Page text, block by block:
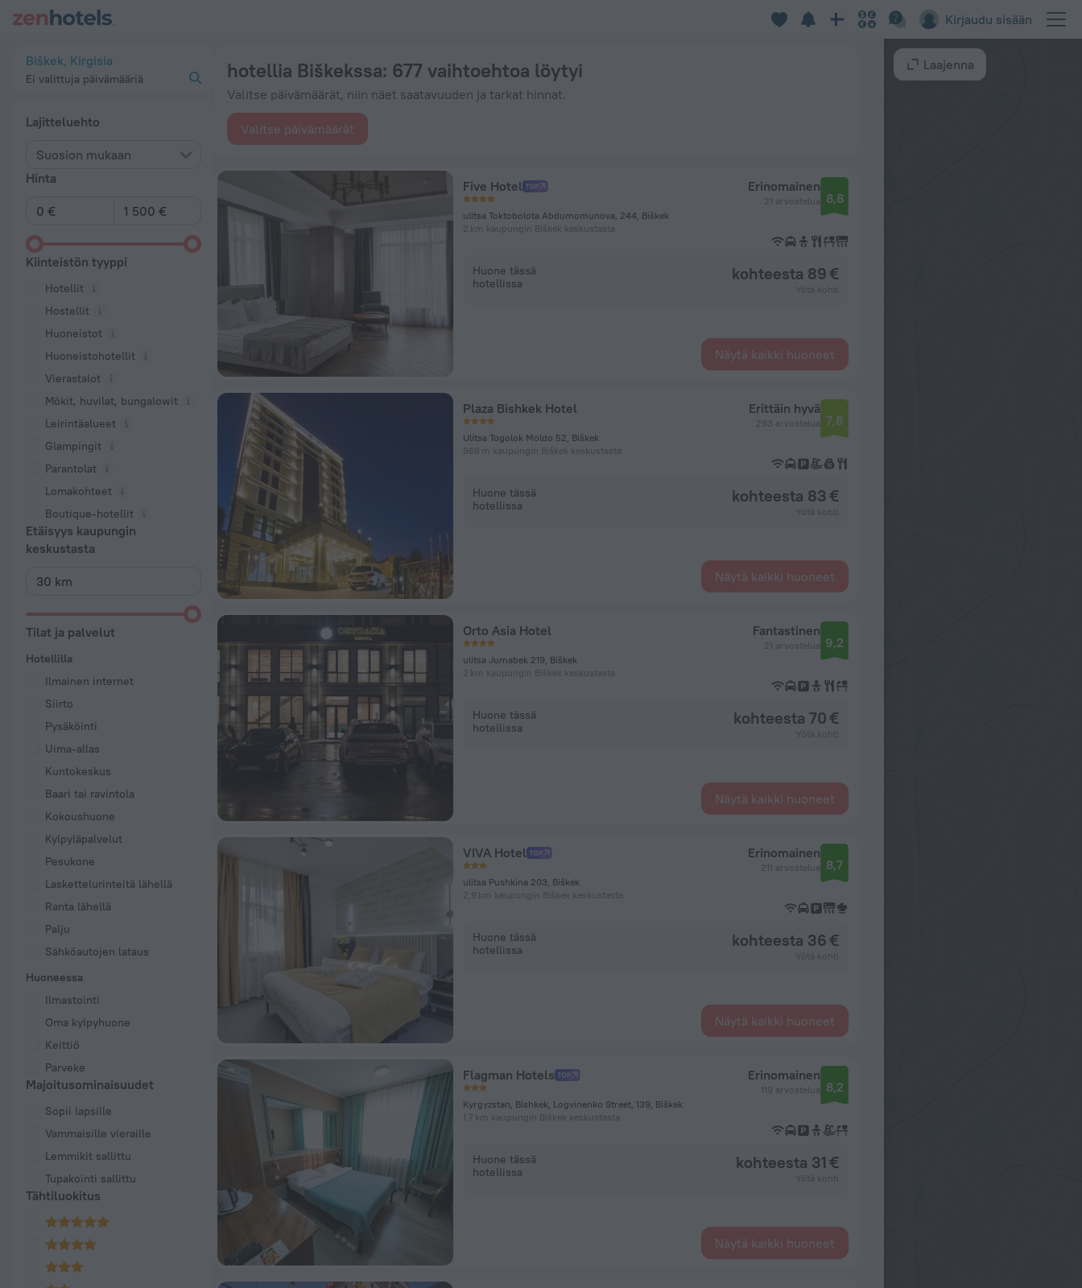
Kirjaudu sisään
Biškek, Kirgisia
Ei valittuja päivämääriä
Lajitteluehto
Suosion mukaan
Hinta
Kiinteistön tyyppi
Hotellit
Hostellit
Huoneistot
Huoneistohotellit
Vierastalot
Mökit, huvilat, bungalowit
Leirintäalueet
Glampingit
Parantolat
Lomakohteet
Boutique-hotellit
Etäisyys kaupungin
keskustasta
Tilat ja palvelut
Hotellilla
Ilmainen internet
Siirto
Pysäköinti
Uima-allas
Kuntokeskus
Baari tai ravintola
Kokoushuone
Kylpyläpalvelut
Pesukone
Laskettelurinteitä lähellä
Ranta lähellä
Palju
Sähköautojen lataus
Huoneessa
Ilmastointi
Oma kylpyhuone
Keittiö
Parveke
Majoitusominaisuudet
Sopii lapsille
Vammaisille vieraille
Lemmikit sallittu
Tupakointi sallittu
Tähtiluokitus
hotellia Biškekssa: 677 vaihtoehtoa löytyi
Valitse päivämäärät, niin näet saatavuuden ja tarkat hinnat.
Valitse päivämäärät
Five Hotel
ulitsa Toktobolota Abdumomunova, 244, Biškek
2 km kaupungin Biškek keskustasta
Erinomainen
21 arvostelua 8,8
Huone tässä
hotellissa
kohteesta 89 €
Näytä kaikki huoneet
Plaza Bishkek Hotel
Ulitsa Togolok Moldo 52, Biškek
968 m kaupungin Biškek keskustasta
Erittäin hyvä
293 arvostelua 7,8
Huone tässä
hotellissa
kohteesta 83 €
Näytä kaikki huoneet
Orto Asia Hotel
ulitsa Jumabek 219, Biškek
2 km kaupungin Biškek keskustasta
Fantastinen
21 arvostelua 9,2
Huone tässä
hotellissa
kohteesta 70 €
Näytä kaikki huoneet
VIVA Hotel
ulitsa Pushkina 203, Biškek
2,9 km kaupungin Biškek keskustasta
Erinomainen
211 arvostelua 8,7
Huone tässä
hotellissa
kohteesta 36 €
Näytä kaikki huoneet
Flagman Hotels
Kyrgyzstan, Bishkek, Logvinenko Street, 139, Biškek
1,7 km kaupungin Biškek keskustasta
Erinomainen
119 arvostelua 8,2
Huone tässä
hotellissa
kohteesta 31 €
Näytä kaikki huoneet
Laajenna
20 parasta hotellia Biškekssa 2026 alkaen 23 € - varaa nyt kohteessa ZenHotels.com